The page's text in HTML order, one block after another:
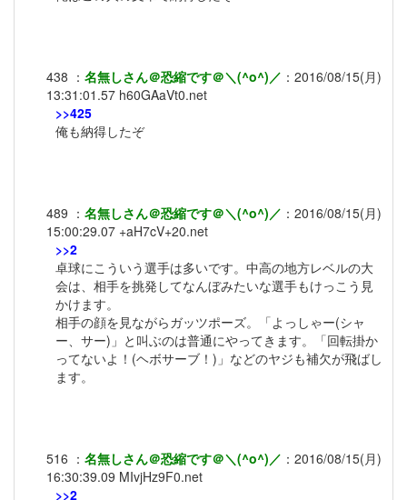
438 ： 名無しさん＠恐縮です＠＼(^o^)／ ： 2016/08/15(月)
13:31:01.57 h60GAaVt0.net
>>425
俺も納得したぞ
489 ： 名無しさん＠恐縮です＠＼(^o^)／ ： 2016/08/15(月)
15:00:29.07 +aH7cV+20.net
>>2
卓球にこういう選手は多いです。中高の地方レベルの大
会は、相手を挑発してなんぼみたいな選手もけっこう見
かけます。
相手の顔を見ながらガッツポーズ。「よっしゃー(シャ
ー、サー)」と叫ぶのは普通にやってきます。「回転掛か
ってないよ！(ヘボサーブ！)」などのヤジも補欠が飛ばし
ます。
516 ： 名無しさん＠恐縮です＠＼(^o^)／ ： 2016/08/15(月)
16:30:39.09 MIvjHz9F0.net
>>2